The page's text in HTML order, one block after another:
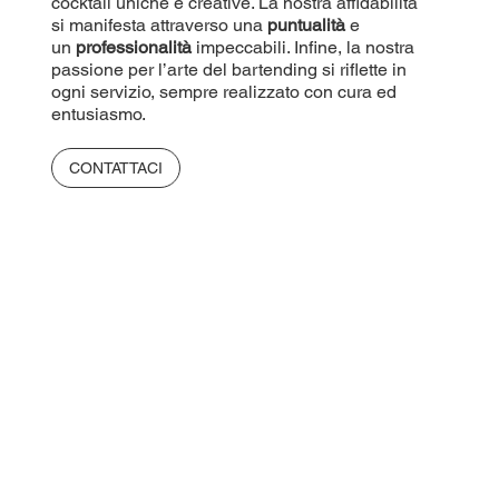
si manifesta attraverso una puntualitàe
un professionalitàimpeccabili. Infine, la nostra
passione per l’arte del bartending si riflette in
ogni servizio, sempre realizzato con cura ed
entusiasmo.
CONTATTACI